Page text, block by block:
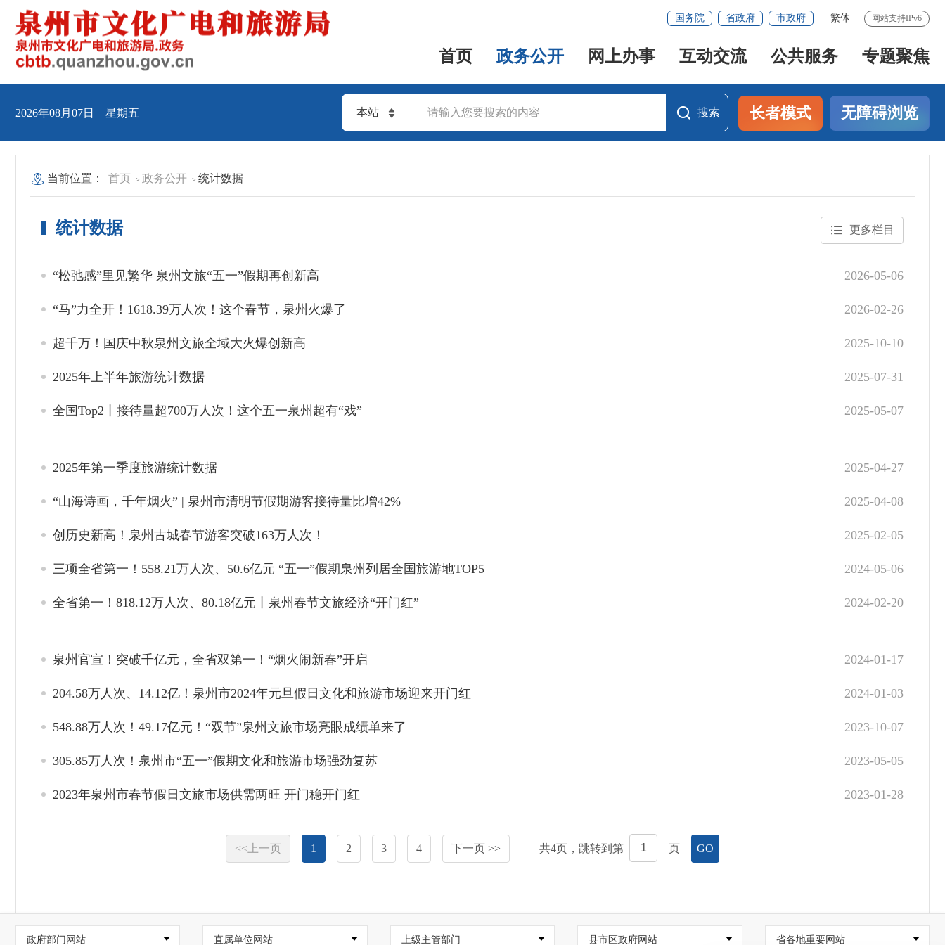
国务院 省政府 市政府 繁体 网站支持IPv6
首页 政务公开 网上办事 互动交流 公共服务 专题聚焦
2026年08月07日 星期五 本站 搜索 长者模式 无障碍浏览
当前位置： 首页 > 政务公开 > 统计数据
统计数据 更多栏目
“松弛感”里见繁华 泉州文旅“五一”假期再创新高 2026-05-06
“马”力全开！1618.39万人次！这个春节，泉州火爆了 2026-02-26
超千万！国庆中秋泉州文旅全域大火爆创新高 2025-10-10
2025年上半年旅游统计数据 2025-07-31
全国Top2丨接待量超700万人次！这个五一泉州超有“戏” 2025-05-07
2025年第一季度旅游统计数据 2025-04-27
“山海诗画，千年烟火” | 泉州市清明节假期游客接待量比增42% 2025-04-08
创历史新高！泉州古城春节游客突破163万人次！ 2025-02-05
三项全省第一！558.21万人次、50.6亿元 “五一”假期泉州列居全国旅游地TOP5 2024-05-06
全省第一！818.12万人次、80.18亿元丨泉州春节文旅经济“开门红” 2024-02-20
泉州官宣！突破千亿元，全省双第一！“烟火闹新春”开启 2024-01-17
204.58万人次、14.12亿！泉州市2024年元旦假日文化和旅游市场迎来开门红 2024-01-03
548.88万人次！49.17亿元！“双节”泉州文旅市场亮眼成绩单来了 2023-10-07
305.85万人次！泉州市“五一”假期文化和旅游市场强劲复苏 2023-05-05
2023年泉州市春节假日文旅市场供需两旺 开门稳开门红 2023-01-28
<<上一页 1 2 3 4 下一页 >> 共4页，跳转到第 页 GO
政府部门网站 直属单位网站 上级主管部门 县市区政府网站 省各地重要网站